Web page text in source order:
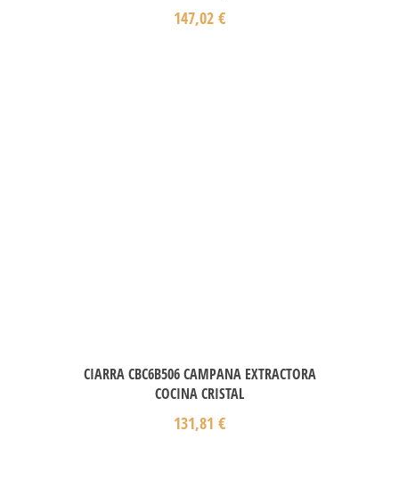
147,02 €
CIARRA CBC6B506 CAMPANA EXTRACTORA
COCINA CRISTAL
131,81 €